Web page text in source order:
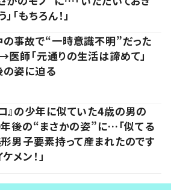
」「もちろん！」
事故で“一時意識不明”だった
医師「元通りの生活は諦めて」
姿に迫る
』の少年に似ていた4歳の男の
年後の“まさかの姿”に…「似てる
形男子要素持って産まれたのです
メン！」